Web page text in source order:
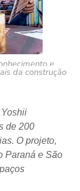
e
da construção
de 200
O projeto,
Paraná e São